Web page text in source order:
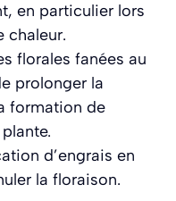
en particulier lors
chaleur.
florales fanées au
prolonger la
formation de
d’engrais en
la floraison.